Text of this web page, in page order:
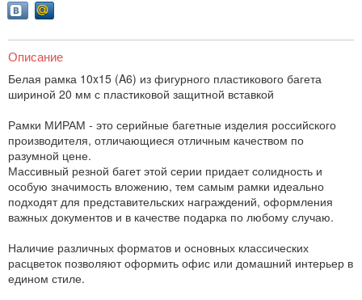
Описание
Белая рамка 10x15 (A6) из фигурного пластикового багета
шириной 20 мм с пластиковой защитной вставкой
Рамки МИРАМ - это серийные багетные изделия российского
производителя, отличающиеся отличным качеством по
разумной цене.
Массивный резной багет этой серии придает солидность и
особую значимость вложению, тем самым рамки идеально
подходят для представительских награждений, оформления
важных документов и в качестве подарка по любому случаю.
Наличие различных форматов и основных классических
расцветок позволяют оформить офис или домашний интерьер в
едином стиле.